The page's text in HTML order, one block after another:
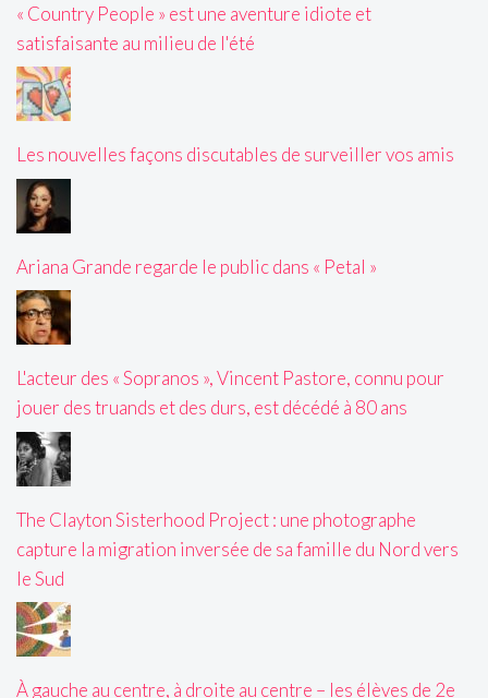
« Country People » est une aventure idiote et
satisfaisante au milieu de l'été
Les nouvelles façons discutables de surveiller vos amis
Ariana Grande regarde le public dans « Petal »
L'acteur des « Sopranos », Vincent Pastore, connu pour
jouer des truands et des durs, est décédé à 80 ans
The Clayton Sisterhood Project : une photographe
capture la migration inversée de sa famille du Nord vers
le Sud
À gauche au centre, à droite au centre – les élèves de 2e